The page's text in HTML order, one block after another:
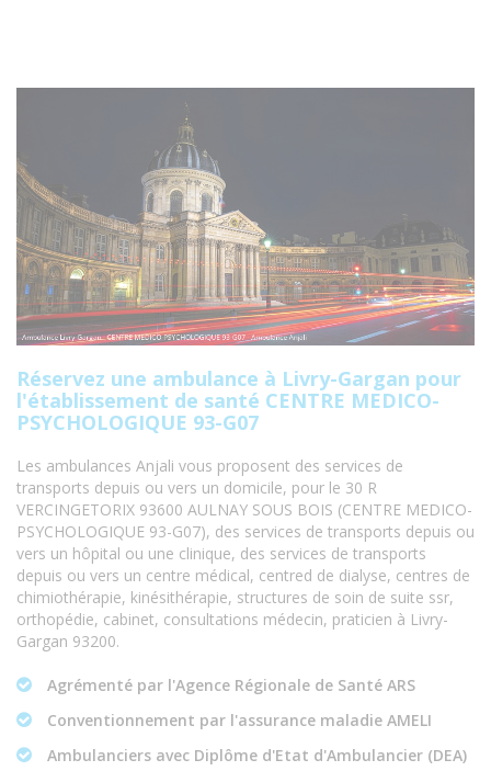
Réservez une ambulance à Livry-Gargan pour
l'établissement de santé CENTRE MEDICO-
PSYCHOLOGIQUE 93-G07
Les ambulances Anjali vous proposent des services de
transports depuis ou vers un domicile, pour le 30 R
VERCINGETORIX 93600 AULNAY SOUS BOIS (CENTRE MEDICO-
PSYCHOLOGIQUE 93-G07), des services de transports depuis ou
vers un hôpital ou une clinique, des services de transports
depuis ou vers un centre médical, centred de dialyse, centres de
chimiothérapie, kinésithérapie, structures de soin de suite ssr,
orthopédie, cabinet, consultations médecin, praticien à Livry-
Gargan 93200.
Agrémenté par l'Agence Régionale de Santé ARS
Conventionnement par l'assurance maladie AMELI
Ambulanciers avec Diplôme d'Etat d'Ambulancier (DEA)